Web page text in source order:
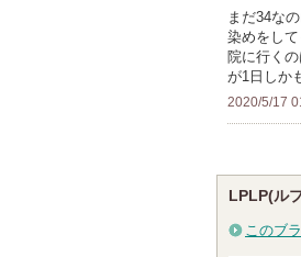
まだ34な
染めをし
院に行く
が1日しか
2020/5/17
LPLP(ル
このブ